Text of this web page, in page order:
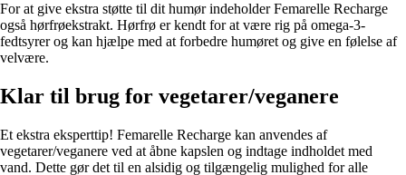
For at give ekstra støtte til dit humør indeholder Femarelle Recharge
også hørfrøekstrakt. Hørfrø er kendt for at være rig på omega-3-
fedtsyrer og kan hjælpe med at forbedre humøret og give en følelse af
velvære.
Klar til brug for vegetarer/veganere
Et ekstra eksperttip! Femarelle Recharge kan anvendes af
vegetarer/veganere ved at åbne kapslen og indtage indholdet med
vand. Dette gør det til en alsidig og tilgængelig mulighed for alle